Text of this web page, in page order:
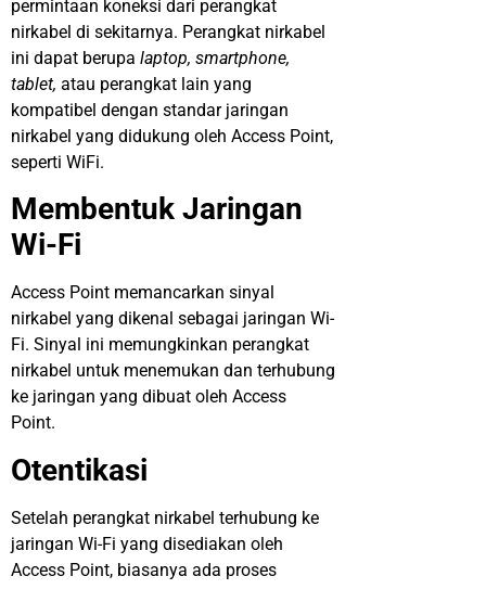
permintaan koneksi dari perangkat
nirkabel di sekitarnya. Perangkat nirkabel
ini dapat berupa laptop, smartphone,
tablet, atau perangkat lain yang
kompatibel dengan standar jaringan
nirkabel yang didukung oleh Access Point,
seperti WiFi.
Membentuk Jaringan
Wi-Fi
Access Point memancarkan sinyal
nirkabel yang dikenal sebagai jaringan Wi-
Fi. Sinyal ini memungkinkan perangkat
nirkabel untuk menemukan dan terhubung
ke jaringan yang dibuat oleh Access
Point.
Otentikasi
Setelah perangkat nirkabel terhubung ke
jaringan Wi-Fi yang disediakan oleh
Access Point, biasanya ada proses